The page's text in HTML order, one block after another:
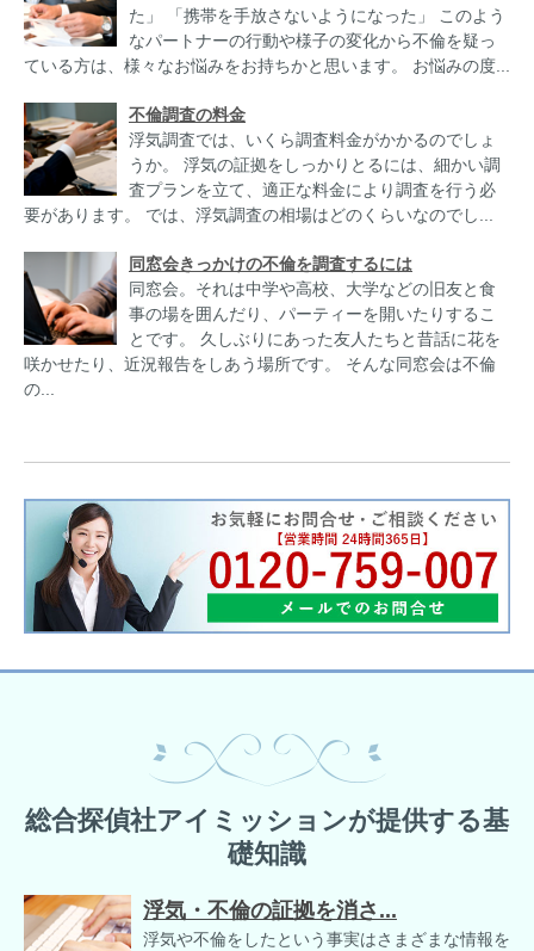
た」 「携帯を手放さないようになった」 このよう
なパートナーの行動や様子の変化から不倫を疑っ
ている方は、様々なお悩みをお持ちかと思います。 お悩みの度...
不倫調査の料金
浮気調査では、いくら調査料金がかかるのでしょ
うか。 浮気の証拠をしっかりとるには、細かい調
査プランを立て、適正な料金により調査を行う必
要があります。 では、浮気調査の相場はどのくらいなのでし...
同窓会きっかけの不倫を調査するには
同窓会。それは中学や高校、大学などの旧友と食
事の場を囲んだり、パーティーを開いたりするこ
とです。 久しぶりにあった友人たちと昔話に花を
咲かせたり、近況報告をしあう場所です。 そんな同窓会は不倫
の...
総合探偵社アイミッションが提供する基
礎知識
浮気・不倫の証拠を消さ...
浮気や不倫をしたという事実はさまざまな情報を